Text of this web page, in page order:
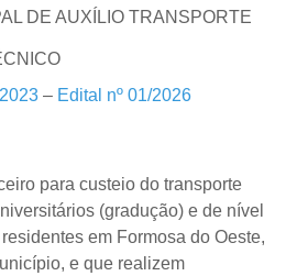
DE AUXÍLIO TRANSPORTE
– Edital nº 01/2026
para custeio do transporte
(gradução) e de nível
em Formosa do Oeste,
e que realizem